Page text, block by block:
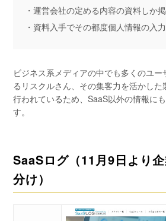
・運営会社の定める内容の資料しか
・資料入手でその都度個人情報の入
ビジネス系メディアの中でも多くのユ
るリスクルさん、その集客力を活かし
行われているため、SaaS以外の情報に
す。
SaaSログ（11月9日より
分け）